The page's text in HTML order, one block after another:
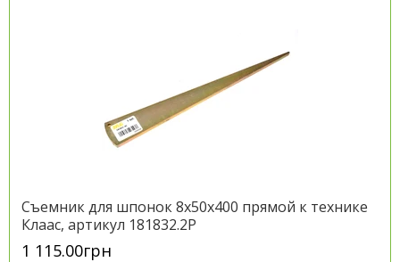
Cъемник для шпонок 8х50х400 прямой к технике
Клаас, артикул 181832.2P
1 115.00грн